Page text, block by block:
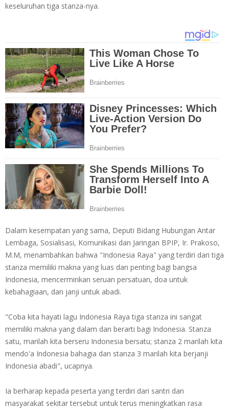
keseluruhan tiga stanza-nya.
Dalam kesempatan yang sama, Deputi Bidang Hubungan Antar
Lembaga, Sosialisasi, Komunikasi dan Jaringan BPIP, Ir. Prakoso,
M.M, menambahkan bahwa "Indonesia Raya" yang terdiri dari tiga
stanza memiliki makna yang luas dan penting bagi bangsa
Indonesia, mencerminkan seruan persatuan, doa untuk
kebahagiaan, dan janji untuk abadi.
"Coba kita hayati lagu Indonesia Raya tiga stanza ini sangat
memiliki makna yang dalam dan berarti bagi Indonesia. Stanza
satu, marilah kita berseru Indonesia bersatu; stanza 2 marilah kita
mendo'a Indonesia bahagia dan stanza 3 marilah kita berjanji
Indonesia abadi", ucapnya.
Ia berharap kepada peserta yang terdiri dari santri dan
masyarakat sekitar tersebut untuk terus meningkatkan rasa